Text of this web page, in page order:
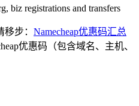
biz registrations and transfers
步： Namecheap优惠码汇总
优惠码（包含域名、主机、